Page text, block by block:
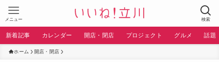
検索
メニュー
新着記事 カレンダー 開店・閉店 プロジェクト グルメ 話題
ホーム 開店・閉店